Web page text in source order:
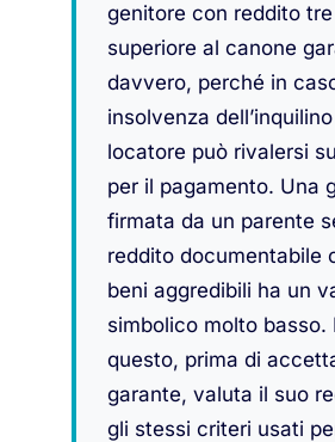
genitore con reddito
superiore al canone
davvero, perché in
insolvenza
locatore può rivalersi
per il pagamento. Una
firmata da un parente
reddito documentabile
beni aggredibili ha un
simbolico molto basso.
questo, prima di
garante, valuta il suo
gli stessi criteri usati